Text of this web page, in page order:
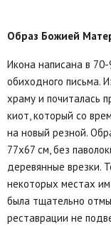
Образ Божией
Икона написана в
обиходного письма.
храму и почиталась
киот, который со
на новый резной.
77х67 см, без
деревянные врезки.
некоторых местах
была тщательно
реставрации не